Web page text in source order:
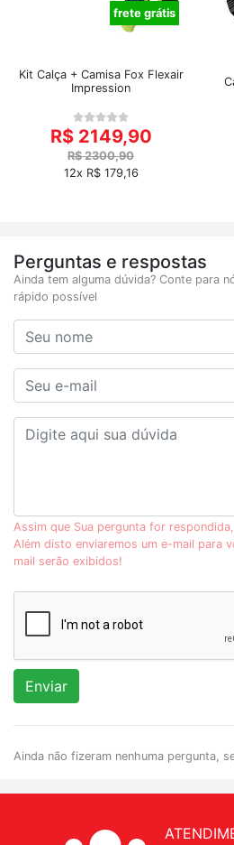
frete grátis
Kit Calça + Camisa Fox Flexair
Impression
R$ 2149,90
R$ 2300,90
12x R$ 179,16
Perguntas e respostas
Ainda tem alguma dúvida? Conte para
rápido possível
Assim que Sua pergunta for
Além disto enviaremos um e-mail para
mail serão exibidos!
Enviar
Ainda não fizeram nenhuma pergunta,